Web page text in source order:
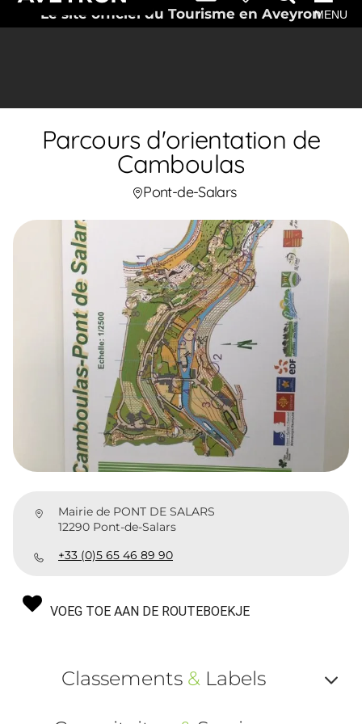
Le site officiel du Tourisme en AveyronMENU
Parcours d'orientation de
Camboulas
Pont-de-Salars
Mairie de PONT DE SALARS
12290 Pont-de-Salars
+33 (0)5 65 46 89 90
VOEG TOE AAN DE ROUTEBOEKJE
Classements &Labels